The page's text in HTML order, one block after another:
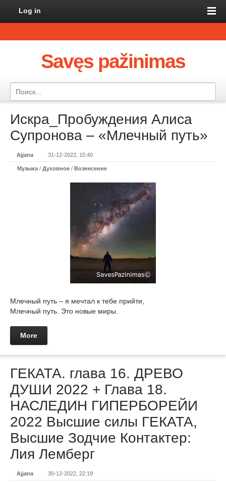
Log in
Savęs pažinimas
Искра_Пробуждения Алиса
Супронова – «Млечный путь»
Ajjana 31-12-2022, 15:40
Музыка / Духовное / Вознесение
Млечный путь – я мечтал к тебе прийти,
Млечный путь. Это новые миры.
More
ГЕКАТА. глава 16. ДРЕВО
ДУШИ 2022 + Глава 18.
НАСЛЕДИН ГИПЕРБОРЕЙИ
2022 Высшие силы ГЕКАТА,
Высшие Зодчие Контактер:
Лия Лемберг
Ajjana 30-12-2022, 22:19